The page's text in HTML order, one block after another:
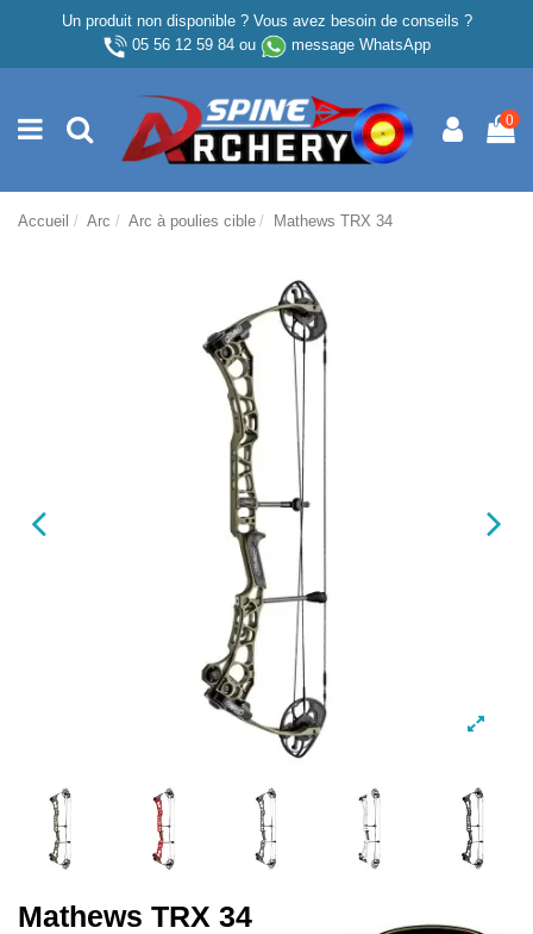
Un produit non disponible ? Vous avez besoin de conseils ?
05 56 12 59 84ou message WhatsApp
0
Accueil Arc Arc à poulies cible Mathews TRX 34
Mathews TRX 34